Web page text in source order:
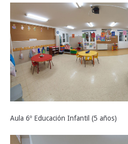
Aula 6º Educación Infantil (5 años)